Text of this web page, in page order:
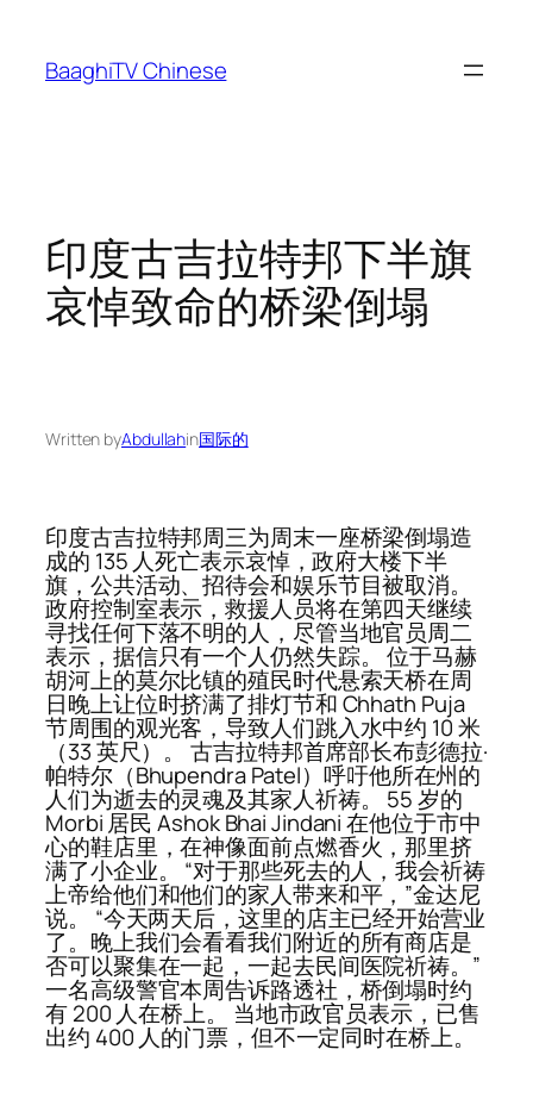
content
BaaghiTV Chinese
印度古吉拉特邦下半旗
哀悼致命的桥梁倒塌
Written byAbdullahin国际的
印度古吉拉特邦周三为周末一座桥梁倒塌造
成的 135 人死亡表示哀悼，政府大楼下半
旗，公共活动、招待会和娱乐节目被取消。
政府控制室表示，救援人员将在第四天继续
寻找任何下落不明的人，尽管当地官员周二
表示，据信只有一个人仍然失踪。 位于马赫
胡河上的莫尔比镇的殖民时代悬索天桥在周
日晚上让位时挤满了排灯节和 Chhath Puja
节周围的观光客，导致人们跳入水中约 10 米
（33 英尺）。 古吉拉特邦首席部长布彭德拉·
帕特尔（Bhupendra Patel）呼吁他所在州的
人们为逝去的灵魂及其家人祈祷。 55 岁的
Morbi 居民 Ashok Bhai Jindani 在他位于市中
心的鞋店里，在神像面前点燃香火，那里挤
满了小企业。 “对于那些死去的人，我会祈祷
上帝给他们和他们的家人带来和平，”金达尼
说。 “今天两天后，这里的店主已经开始营业
了。晚上我们会看看我们附近的所有商店是
否可以聚集在一起，一起去民间医院祈祷。”
一名高级警官本周告诉路透社，桥倒塌时约
有 200 人在桥上。 当地市政官员表示，已售
出约 400 人的门票，但不一定同时在桥上。